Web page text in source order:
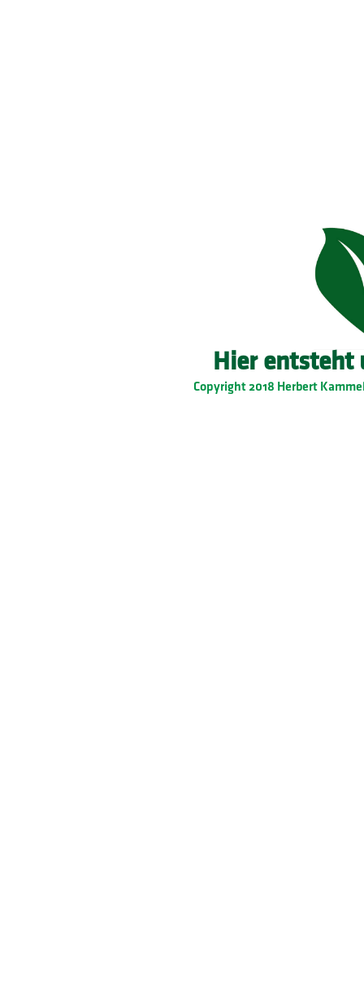
Hier entsteht
Copyright 2018 Herbert